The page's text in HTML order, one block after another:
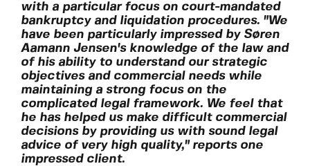
with a particular focus on court-mandated
bankruptcy and liquidation procedures. "We
have been particularly impressed by Søren
Aamann Jensen's knowledge of the law and
of his ability to understand our strategic
objectives and commercial needs while
maintaining a strong focus on the
complicated legal framework. We feel that
he has helped us make difficult commercial
decisions by providing us with sound legal
advice of very high quality," reports one
impressed client.